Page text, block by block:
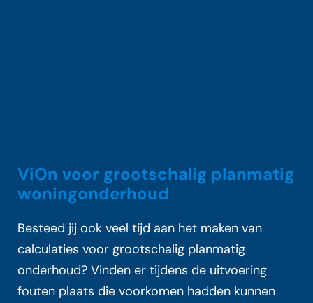
ViOn voor grootschalig planmatig
woningonderhoud
Besteed jij ook veel tijd aan het maken van
calculaties voor grootschalig planmatig
onderhoud? Vinden er tijdens de uitvoering
fouten plaats die voorkomen hadden kunnen